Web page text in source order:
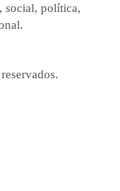
social, política,